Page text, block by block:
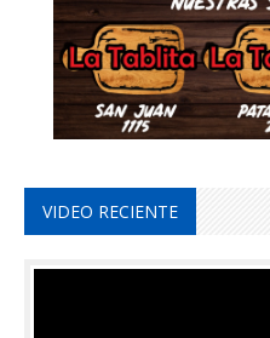
VIDEO RECIENTE